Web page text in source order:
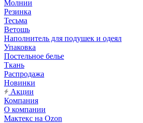
Молнии
Резинка
Тесьма
Ветошь
Наполнитель для подушек и одеял
Упаковка
Постельное белье
Ткань
Распродажа
Новинки
Акции
Компания
О компании
Мактекс на Ozon